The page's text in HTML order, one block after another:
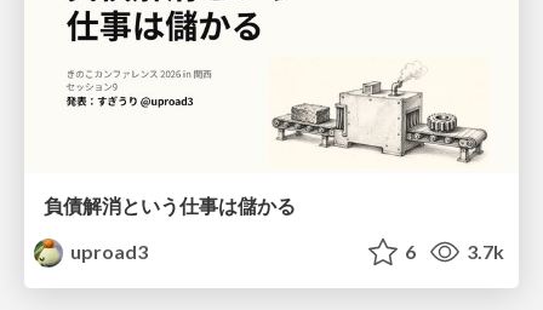
負債解消という仕事は儲かる
uproad3
6 3.7k